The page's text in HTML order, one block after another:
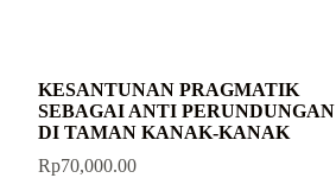
KESANTUNAN PRAGMATIK
SEBAGAI ANTI PERUNDUNGAN
DI TAMAN KANAK-KANAK
Rp70,000.00